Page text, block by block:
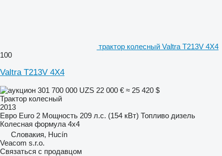
трактор колесный Valtra T213V 4X4
100
Valtra T213V 4X4
301 700 000 UZS 22 000 € ≈ 25 420 $
Трактор колесный
2013
Евро Euro 2 Мощность 209 л.с. (154 кВт) Топливо дизель
Колесная формула 4x4
Словакия, Hucín
Veacom s.r.o.
Связаться с продавцом